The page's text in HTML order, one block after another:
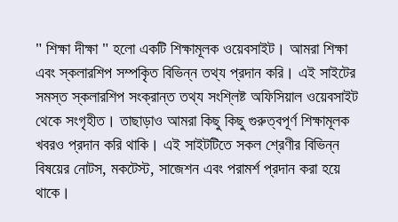
" শিক্ষা দীক্ষা " হলো একটি শিক্ষামূলক ওয়েবসাইট। আমরা শিক্ষা
এবং স্কলারশিপ সম্পকৃিত বিভিন্ন তথ্য প্রদান করি। এই সাইটের
সমস্ত স্কলারশিপ সংক্রান্ত তথ্য সংশ্লিষ্ট অফিসিয়াল ওয়েবসাইট
থেকে সংগৃহীত। তাছাড়াও আমরা কিছু কিছু গুরুত্বপূর্ণ শিক্ষামূলক
খবরও প্রদান করি থাকি। এই সাইটটিতে সকল শ্রেণীর বিভিন্ন
বিষয়ের নোটস, মকটেস্ট, সাজেশন এবং পরামর্শ প্রদান করা হয়ে
থাকে।